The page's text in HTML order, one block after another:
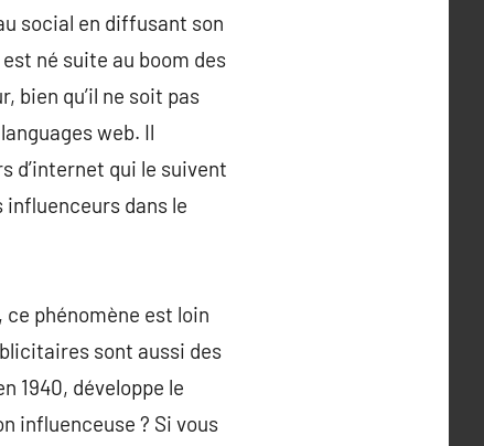
social en diffusant son
né suite au boom des
bien qu’il ne soit pas
web. Il
d’internet qui le suivent
influenceurs dans le
phénomène est loin
sont aussi des
1940, développe le
influenceuse ? Si vous